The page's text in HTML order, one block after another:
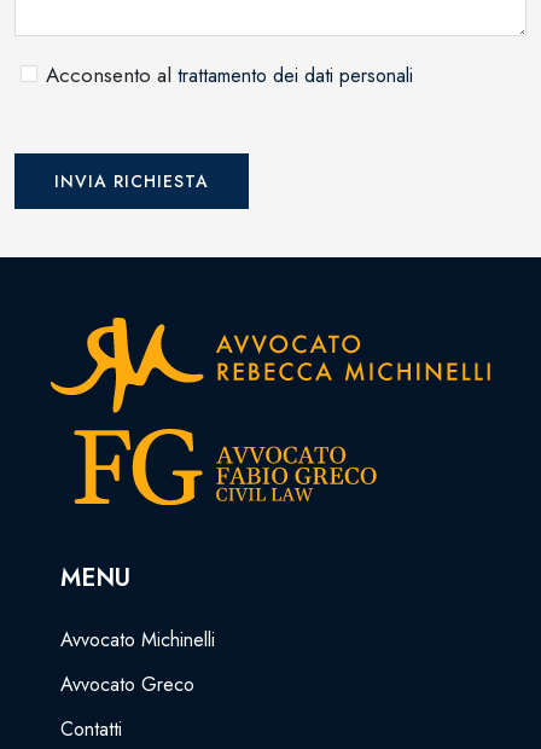
Acconsento al trattamento dei dati personali
INVIA RICHIESTA
MENU
Avvocato Michinelli
Avvocato Greco
Contatti